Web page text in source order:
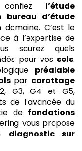
l’étude
bureau d’étude
C’est le
à l’expertise de
saurez quels
pour vos sols.
préalable
par carottage
G3, G4 et G5,
de l’avancée du
de fondations
vous propose
diagnostic sur